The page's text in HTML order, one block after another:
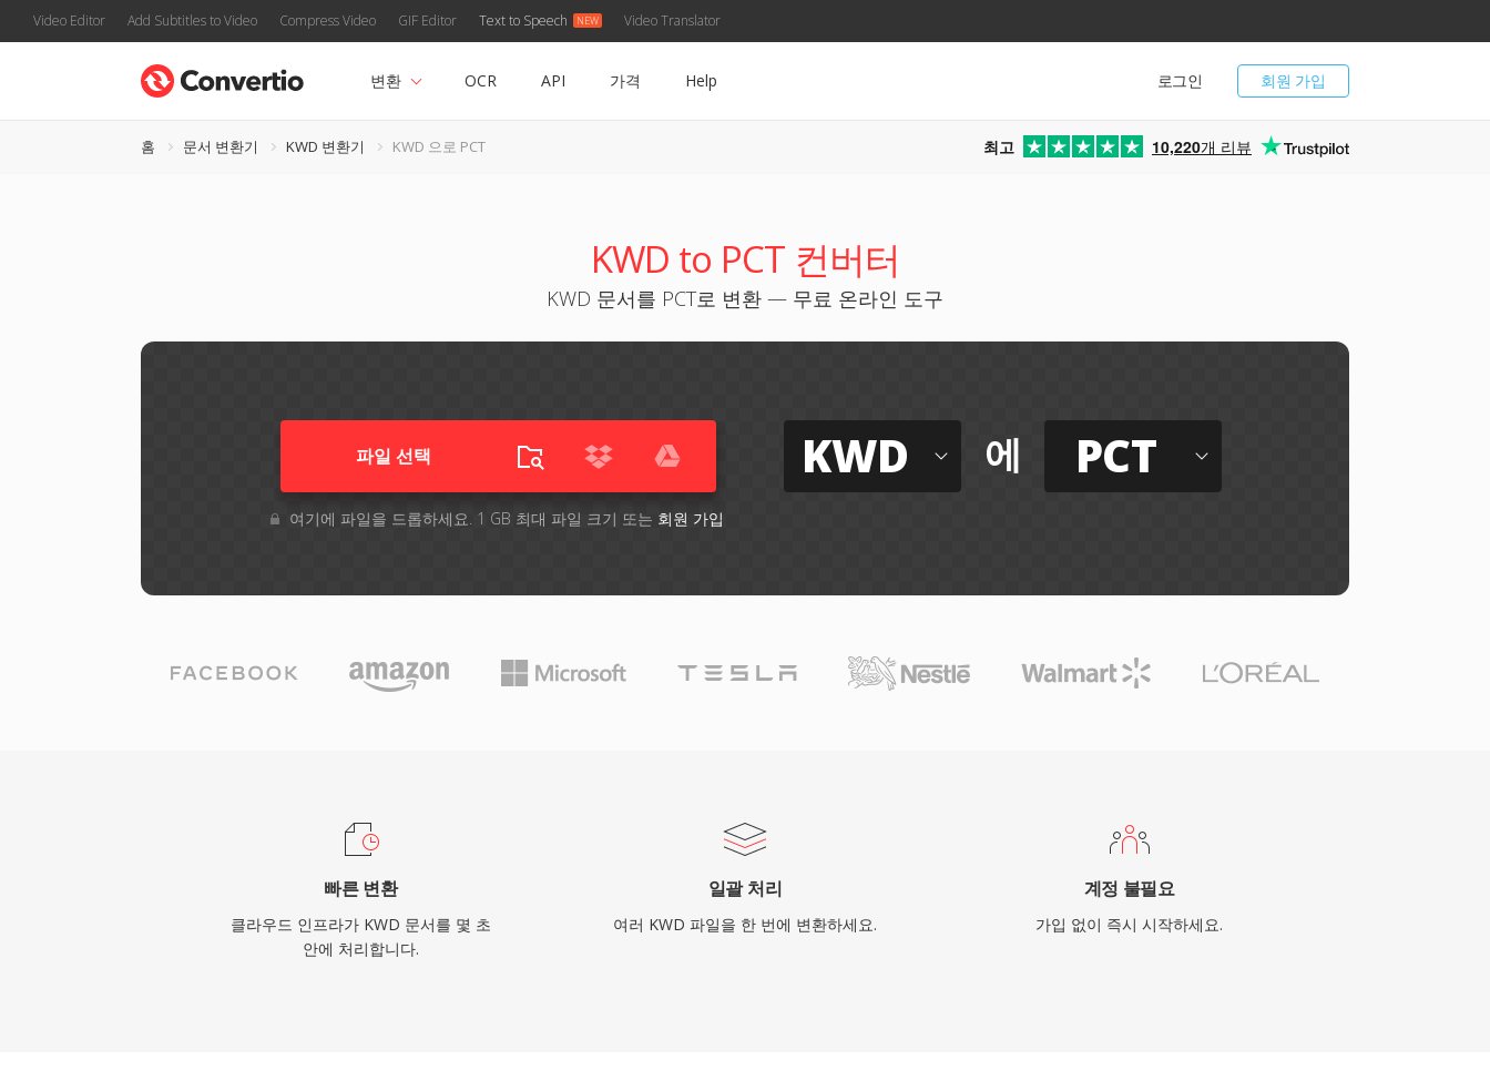
Video Editor Add Subtitles to Video Compress Video GIF Editor Text to Speech Video Translator
회원 가입
로그인
변환 OCR API 가격 Help
홈 문서 변환기 KWD 변환기 KWD 으로 PCT 최고 10,220개 리뷰
KWD to PCT 컨버터
KWD 문서를 PCT로 변환 — 무료 온라인 도구
파일 선택
여기에 파일을 드롭하세요. 1 GB 최대 파일 크기 또는 회원 가입
KWD 에 PCT
빠른 변환
클라우드 인프라가 KWD 문서를 몇 초
안에 처리합니다.
일괄 처리
여러 KWD 파일을 한 번에 변환하세요.
계정 불필요
가입 없이 즉시 시작하세요.